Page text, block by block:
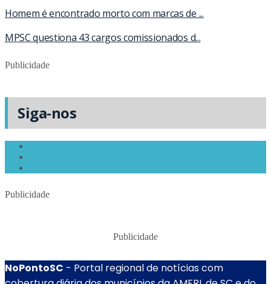
Homem é encontrado morto com marcas de ...
MPSC questiona 43 cargos comissionados d...
Publicidade
Siga-nos
Publicidade
Publicidade
NoPontoSC - Portal regional de notícias com